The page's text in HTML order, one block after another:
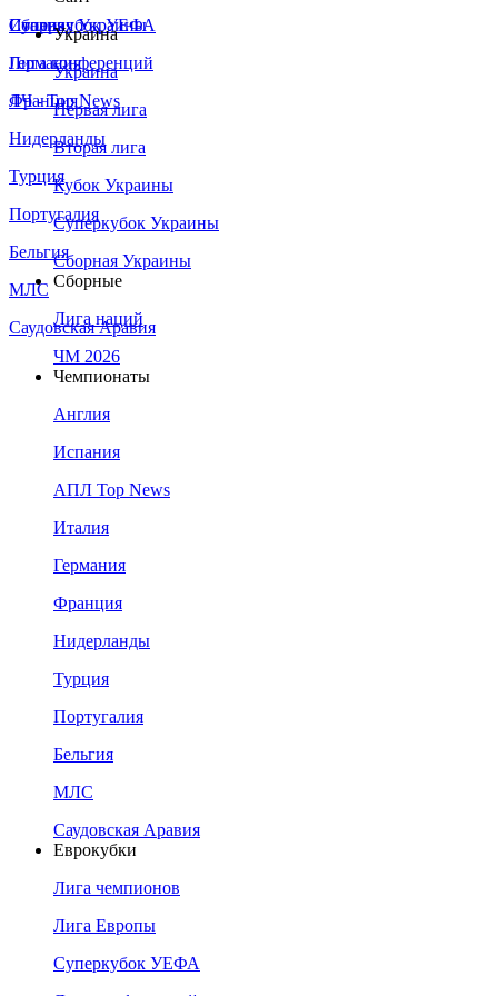
Сборная Украины
Италия
Германия
Франция
Нидерланды
Турция
Португалия
Бельгия
МЛС
Саудовская Аравия
Суперкубок УЕФА
Лига конференций
ЛЧ - Top News
Украина
Украина
Первая лига
Вторая лига
Кубок Украины
Суперкубок Украины
Сборная Украины
Сборные
Лига наций
ЧМ 2026
Чемпионаты
Англия
Испания
АПЛ Top News
Италия
Германия
Франция
Нидерланды
Турция
Португалия
Бельгия
МЛС
Саудовская Аравия
Еврокубки
Лига чемпионов
Лига Европы
Суперкубок УЕФА